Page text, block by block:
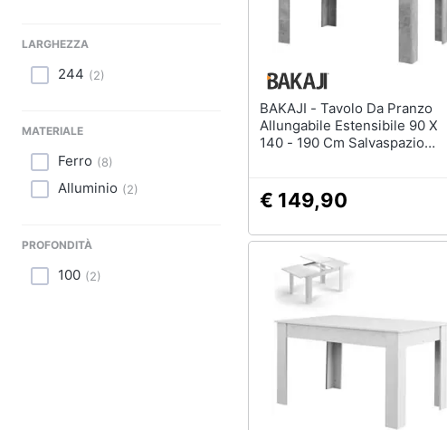
LARGHEZZA
244 (2)
MATERIALE
Ferro (8)
Alluminio (2)
PROFONDITÀ
100 (2)
BAKAJI - Tavolo Da Pranzo
Allungabile Estensibile 90 X
140 - 190 Cm Salvaspazio
€ 149,90